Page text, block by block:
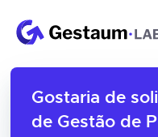
Gostaria de
de Gestão de